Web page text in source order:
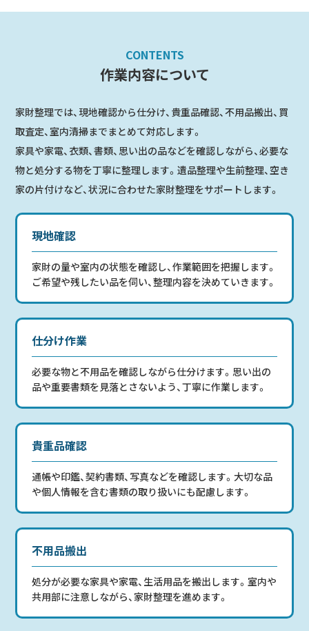
CONTENTS
作業内容について
家財整理では、現地確認から仕分け、貴重品確認、不用品搬出、買
取査定、室内清掃までまとめて対応します。
家具や家電、衣類、書類、思い出の品などを確認しながら、必要な
物と処分する物を丁寧に整理します。遺品整理や生前整理、空き
家の片付けなど、状況に合わせた家財整理をサポートします。
現地確認
家財の量や室内の状態を確認し、作業範囲を把握します。
ご希望や残したい品を伺い、整理内容を決めていきます。
仕分け作業
必要な物と不用品を確認しながら仕分けます。思い出の
品や重要書類を見落とさないよう、丁寧に作業します。
貴重品確認
通帳や印鑑、契約書類、写真などを確認します。大切な品
や個人情報を含む書類の取り扱いにも配慮します。
不用品搬出
処分が必要な家具や家電、生活用品を搬出します。室内や
共用部に注意しながら、家財整理を進めます。